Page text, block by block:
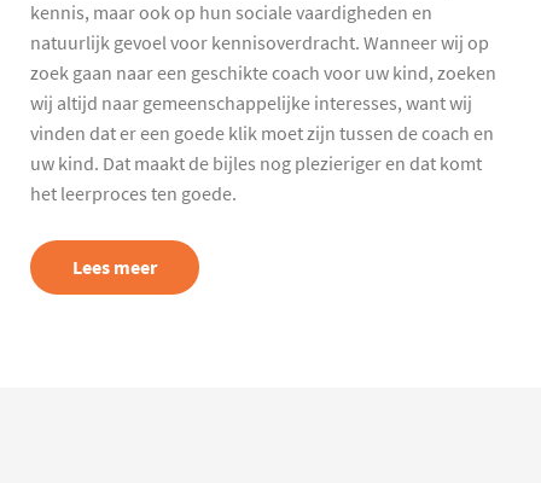
kennis, maar ook op hun sociale vaardigheden en
natuurlijk gevoel voor kennisoverdracht. Wanneer wij op
zoek gaan naar een geschikte coach voor uw kind, zoeken
wij altijd naar gemeenschappelijke interesses, want wij
vinden dat er een goede klik moet zijn tussen de coach en
uw kind. Dat maakt de bijles nog plezieriger en dat komt
het leerproces ten goede.
Lees meer